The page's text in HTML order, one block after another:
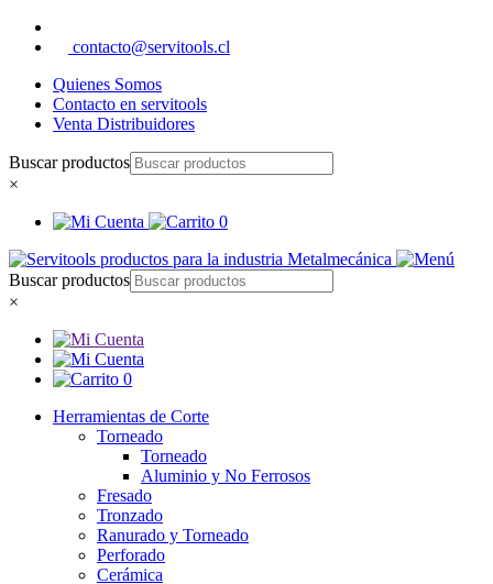
contacto@servitools.cl
Quienes Somos
Contacto en servitools
Venta Distribuidores
Buscar productos
×
0
Buscar productos
×
0
Herramientas de Corte
Torneado
Torneado
Aluminio y No Ferrosos
Fresado
Tronzado
Ranurado y Torneado
Perforado
Cerámica